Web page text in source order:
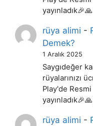
rüya alimi -
Demek?
1 Aralık 2025
Saygıdeğer
rüyalarınızı
Play'de Resmi
rüya alimi -